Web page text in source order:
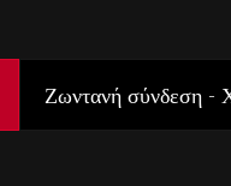
Ζωντανή σύνδεση -